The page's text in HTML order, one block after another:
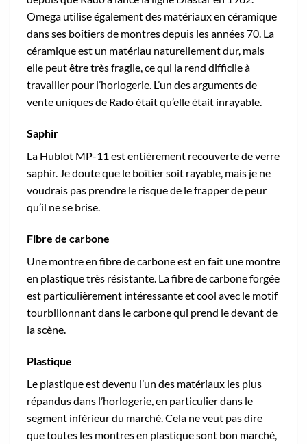
Omega utilise également des matériaux en céramique
dans ses boîtiers de montres depuis les années 70. La
céramique est un matériau naturellement dur, mais
elle peut être très fragile, ce qui la rend difficile à
travailler pour l’horlogerie. L’un des arguments de
vente uniques de Rado était qu’elle était inrayable.
Saphir
La Hublot MP-11 est entièrement recouverte de verre
saphir. Je doute que le boîtier soit rayable, mais je ne
voudrais pas prendre le risque de le frapper de peur
qu’il ne se brise.
Fibre de carbone
Une montre en fibre de carbone est en fait une montre
en plastique très résistante. La fibre de carbone forgée
est particulièrement intéressante et cool avec le motif
tourbillonnant dans le carbone qui prend le devant de
la scène.
Plastique
Le plastique est devenu l’un des matériaux les plus
répandus dans l’horlogerie, en particulier dans le
segment inférieur du marché. Cela ne veut pas dire
que toutes les montres en plastique sont bon marché,